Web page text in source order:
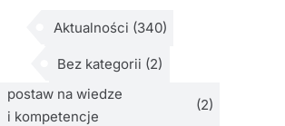
Aktualności (340)
Bez kategorii (2)
postaw na wiedze
i kompetencje
(2)